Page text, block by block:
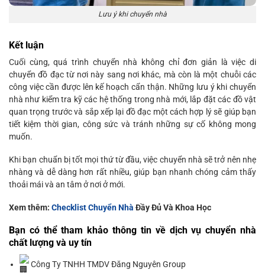
Lưu ý khi chuyển nhà
Kết luận
Cuối cùng, quá trình chuyển nhà không chỉ đơn giản là việc di
chuyển đồ đạc từ nơi này sang nơi khác, mà còn là một chuỗi các
công việc cần được lên kế hoạch cẩn thận. Những lưu ý khi chuyển
nhà như kiểm tra kỹ các hệ thống trong nhà mới, lắp đặt các đồ vật
quan trọng trước và sắp xếp lại đồ đạc một cách hợp lý sẽ giúp bạn
tiết kiệm thời gian, công sức và tránh những sự cố không mong
muốn.
Khi bạn chuẩn bị tốt mọi thứ từ đầu, việc chuyển nhà sẽ trở nên nhẹ
nhàng và dễ dàng hơn rất nhiều, giúp bạn nhanh chóng cảm thấy
thoải mái và an tâm ở nơi ở mới.
Xem thêm: Checklist Chuyển Nhà Đầy Đủ Và Khoa Học
Bạn có thể tham khảo thông tin về dịch vụ chuyển nhà
chất lượng và uy tín
Công Ty TNHH TMDV Đăng Nguyên Group